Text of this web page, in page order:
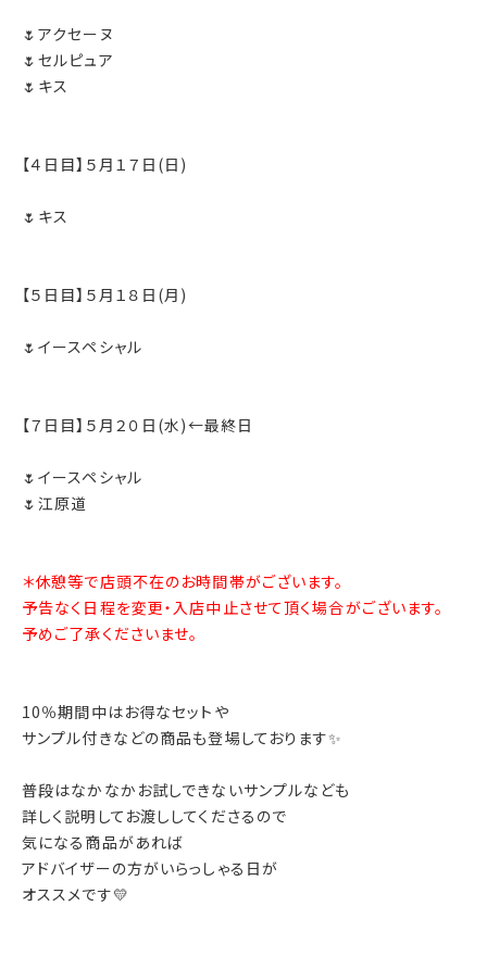
🌷アクセーヌ
🌷セルピュア
🌷キス
【４日目】５月１７日(日)
🌷キス
【５日目】５月１８日(月)
🌷イースペシャル
【７日目】５月２０日(水)←最終日
🌷イースペシャル
🌷江原道
＊休憩等で店頭不在のお時間帯がございます。
予告なく日程を変更・入店中止させて頂く場合がございます。
予めご了承くださいませ。
10％期間中はお得なセットや
サンプル付きなどの商品も登場しております✨
普段はなかなかお試しできないサンプルなども
詳しく説明してお渡ししてくださるので
気になる商品があれば
アドバイザーの方がいらっしゃる日が
オススメです💛